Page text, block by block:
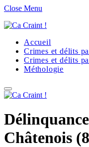
Close Menu
Accueil
Crimes et délits
Crimes et délits
Méthologie
Châtenois